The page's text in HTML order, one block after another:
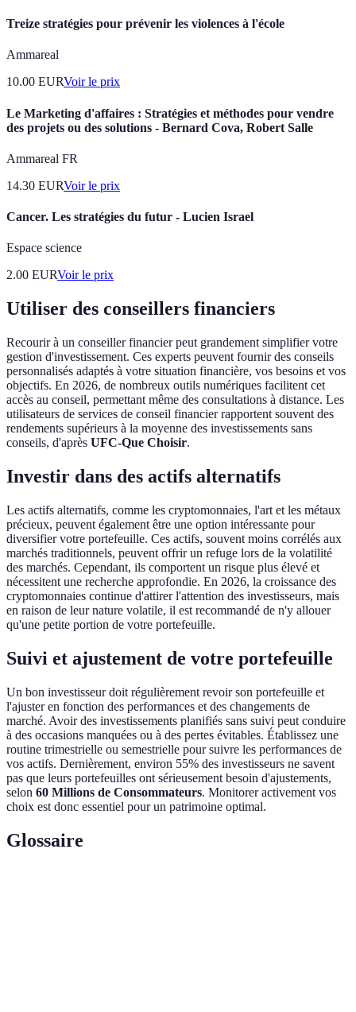
Treize stratégies pour prévenir les violences à l'école
Ammareal
10.00 EURVoir le prix
Le Marketing d'affaires : Stratégies et méthodes pour vendre
des projets ou des solutions - Bernard Cova, Robert Salle
Ammareal FR
14.30 EURVoir le prix
Cancer. Les stratégies du futur - Lucien Israel
Espace science
2.00 EURVoir le prix
Utiliser des conseillers financiers
Recourir à un conseiller financier peut grandement simplifier votre
gestion d'investissement. Ces experts peuvent fournir des conseils
personnalisés adaptés à votre situation financière, vos besoins et vos
objectifs. En 2026, de nombreux outils numériques facilitent cet
accès au conseil, permettant même des consultations à distance. Les
utilisateurs de services de conseil financier rapportent souvent des
rendements supérieurs à la moyenne des investissements sans
conseils, d'après UFC-Que Choisir.
Investir dans des actifs alternatifs
Les actifs alternatifs, comme les cryptomonnaies, l'art et les métaux
précieux, peuvent également être une option intéressante pour
diversifier votre portefeuille. Ces actifs, souvent moins corrélés aux
marchés traditionnels, peuvent offrir un refuge lors de la volatilité
des marchés. Cependant, ils comportent un risque plus élevé et
nécessitent une recherche approfondie. En 2026, la croissance des
cryptomonnaies continue d'attirer l'attention des investisseurs, mais
en raison de leur nature volatile, il est recommandé de n'y allouer
qu'une petite portion de votre portefeuille.
Suivi et ajustement de votre portefeuille
Un bon investisseur doit régulièrement revoir son portefeuille et
l'ajuster en fonction des performances et des changements de
marché. Avoir des investissements planifiés sans suivi peut conduire
à des occasions manquées ou à des pertes évitables. Établissez une
routine trimestrielle ou semestrielle pour suivre les performances de
vos actifs. Dernièrement, environ 55% des investisseurs ne savent
pas que leurs portefeuilles ont sérieusement besoin d'ajustements,
selon 60 Millions de Consommateurs. Monitorer activement vos
choix est donc essentiel pour un patrimoine optimal.
Glossaire